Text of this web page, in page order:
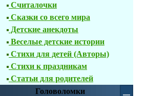
Считалочки
Сказки со всего мира
Детские анекдоты
Веселые детские истории
Стихи для детей (Авторы)
Стихи к праздникам
Статьи для родителей
Головоломки